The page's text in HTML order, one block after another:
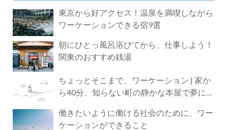
東京から好アクセス！温泉を満喫しながら
ワーケーションできる宿9選
朝にひとっ風呂浴びてから、仕事しよう！
関東のおすすめ銭湯
ちょっとそこまで、ワーケーション | 家か
ら40分、知らない町の静かな本屋で夢に近
働きたいように働ける社会のために、ワー
ケーションができること